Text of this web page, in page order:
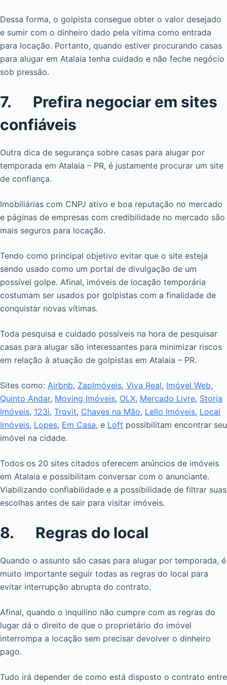
Dessa forma, o golpista consegue obter o valor desejado
e sumir com o dinheiro dado pela vítima como entrada
para locação. Portanto, quando estiver procurando casas
para alugar em Atalaia tenha cuidado e não feche negócio
sob pressão.
7. Prefira negociar em sites
confiáveis
Outra dica de segurança sobre casas para alugar por
temporada em Atalaia – PR, é justamente procurar um site
de confiança.
Imobiliárias com CNPJ ativo e boa reputação no mercado
e páginas de empresas com credibilidade no mercado são
mais seguros para locação.
Tendo como principal objetivo evitar que o site esteja
sendo usado como um portal de divulgação de um
possível golpe. Afinal, imóveis de locação temporária
costumam ser usados por golpistas com a finalidade de
conquistar novas vítimas.
Toda pesquisa e cuidado possíveis na hora de pesquisar
casas para alugar são interessantes para minimizar riscos
em relação à atuação de golpistas em Atalaia – PR.
Sites como: Airbnb, ZapImóveis, Viva Real, Imóvel Web,
Quinto Andar, Moving Imóveis, OLX, Mercado Livre, Storia
Imóveis, 123i, Trovit, Chaves na Mão, Lello Imóveis, Local
Imóveis, Lopes, Em Casa, e Loft possibilitam encontrar seu
imóvel na cidade.
Todos os 20 sites citados oferecem anúncios de imóveis
em Atalaia e possibilitam conversar com o anunciante.
Viabilizando confiabilidade e a possibilidade de filtrar suas
escolhas antes de sair para visitar imóveis.
8. Regras do local
Quando o assunto são casas para alugar por temporada, é
muito importante seguir todas as regras do local para
evitar interrupção abrupta do contrato.
Afinal, quando o inquilino não cumpre com as regras do
lugar dá o direito de que o proprietário do imóvel
interrompa a locação sem precisar devolver o dinheiro
pago.
Tudo irá depender de como está disposto o contrato entre